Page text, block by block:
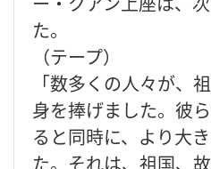
た。
（テープ）
「数多くの人々が、
身を捧げました。彼
ると同時に、より大
た。それは、祖国、